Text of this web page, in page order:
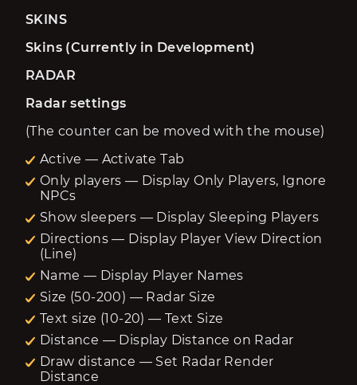
SKINS
Skins (Currently in Development)
RADAR
Radar settings
(The counter can be moved with the mouse)
Active — Activate Tab
Only players — Display Only Players, Ignore
NPCs
Show sleepers — Display Sleeping Players
Directions — Display Player View Direction
(Line)
Name — Display Player Names
Size (50-200) — Radar Size
Text size (10-20) — Text Size
Distance — Display Distance on Radar
Draw distance — Set Radar Render
Distance